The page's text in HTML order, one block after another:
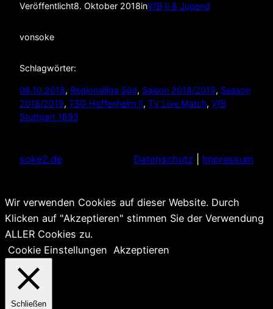
Veröffentlicht8. Oktober 2018inVfB II & Jugend
vonsoke
Schlagwörter:
08.10.2018, Regionalliga Süd, Saison 2018/2019, Season
2018/2019, TSG Hoffenheim II, TV Live Match, VfB
Stuttgart 1893
soke2.de Datenschutz Impressum
Wir verwenden Cookies auf dieser Website. Durch
Klicken auf "Akzeptieren" stimmen Sie der Verwendung
ALLER Cookies zu.
Cookie Einstellungen Akzeptieren
Schließen